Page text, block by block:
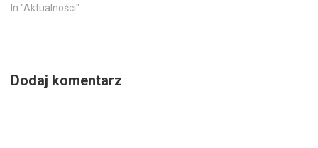
In "Aktualności"
Dodaj komentarz